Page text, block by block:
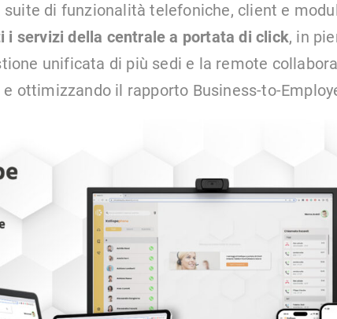
suite di funzionalità telefoniche, client e
i servizi della centrale a portata di click, in
unificata di più sedi e la remote
ottimizzando il rapporto Business-to-